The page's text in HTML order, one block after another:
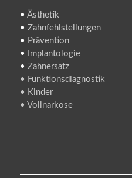
• Ästhetik
• Zahnfehlstellungen
• Prävention
•
Implantologie
• Zahnersatz
• Funktionsdiagnostik
• Kinder
• Vollnarkose